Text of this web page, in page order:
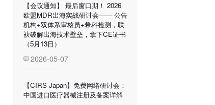
【会议通知】 最后窗口期！ 2026
欧盟MDR出海实战研讨会—— 公告
机构+双体系审核员+希科检测，联
袂破解出海技术壁垒，拿下CE证书
（5月13日）
2026-05-07
【CIRS Japan】免费网络研讨会：
中国进口医疗器械注册及备案详解